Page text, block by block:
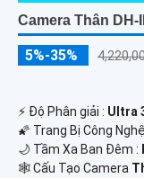
Camera Thân DH-
5%-35%
️⚡ Độ Phân giải : Ultra
🌠 Trang Bị Công
🌙 Tầm Xa Ban Đêm :
🕸️ Cấu Tạo Camera